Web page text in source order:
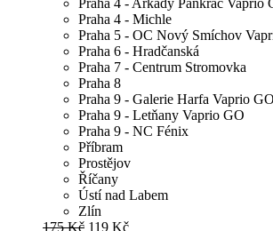
Praha 4 - Arkády Pankrác Vaprio
Praha 4 - Michle
Praha 5 - OC Nový Smíchov
Praha 6 - Hradčanská
Praha 7 - Centrum Stromovka
Praha 8
Praha 9 - Galerie Harfa Vaprio GO
Praha 9 - Letňany Vaprio GO
Praha 9 - NC Fénix
Příbram
Prostějov
Říčany
Ústí nad Labem
Zlín
175 Kč 119 Kč